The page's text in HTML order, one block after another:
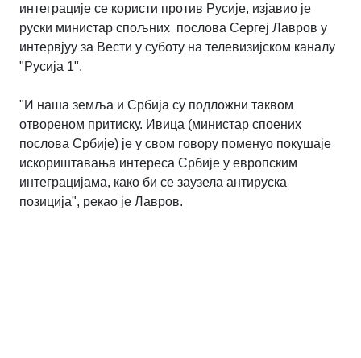
интеграције се користи против Русије, изјавио је
руски министар спољних послова Сергеј Лавров у
интервјуу за Вести у суботу на телевизијском каналу
"Русија 1".
"И наша земља и Србија су подложни таквом
отвореном притиску. Ивица (министар споених
послова Србије) је у свом говору поменуо покушаје
искориштавања интереса Србије у европским
интеграцијама, како би се заузела антируска
позиција", рекао је Лавров.